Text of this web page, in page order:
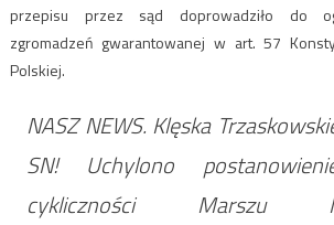
przepisu przez sąd doprowadziło do
zgromadzeń gwarantowanej w art. 57
Polskiej.
NASZ NEWS. Klęska
SN! Uchylono
cykliczności Marszu